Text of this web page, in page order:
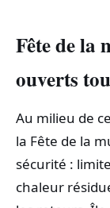
Fête de la
ouverts
Au milieu de
la Fête de la
sécurité :
chaleur